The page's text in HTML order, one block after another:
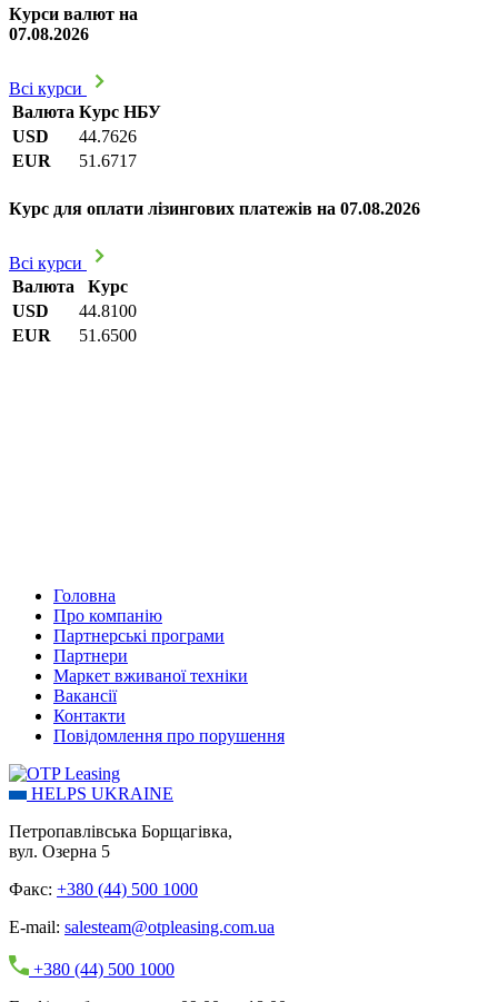
Курси валют на
07.08.2026
Всі курси
Валюта Курс НБУ
USD
44.7626
EUR
51.6717
Курс для оплати лізингових платежів на 07.08.2026
Всі курси
Валюта
Курс
USD
44.8100
EUR
51.6500
Головна
Про компанію
Партнерські програми
Партнери
Маркет вживаної техніки
Вакансії
Контакти
Повідомлення про порушення
HELPS UKRAINE
Петропавлівська Борщагівка,
вул. Озерна 5
Факс: +380 (44) 500 1000
E-mail: salesteam@otpleasing.com.ua
+380 (44) 500 1000